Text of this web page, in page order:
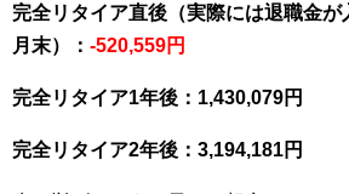
完全リタイア直後（実際には退職金
月末）： -520,559円
完全リタイア1年後： 1,430,079円
完全リタイア2年後：3,194,181円